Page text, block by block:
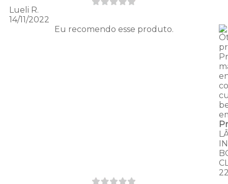
Lueli R.
14/11/2022
Eu recomendo esse produto.